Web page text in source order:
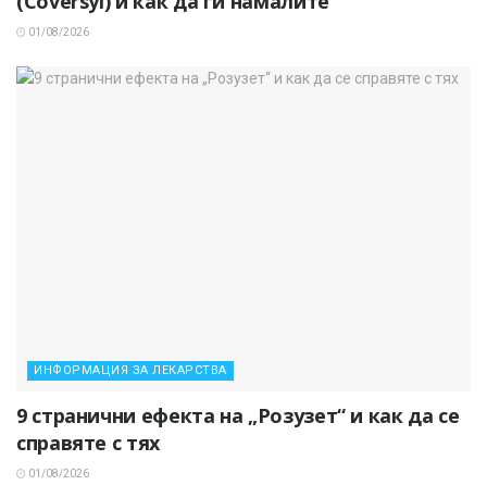
01/08/2026
ИНФОРМАЦИЯ ЗА ЛЕКАРСТВА
9 странични ефекта на „Розузет“ и как да се
справяте с тях
01/08/2026